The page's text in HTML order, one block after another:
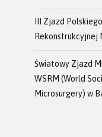
III Zjazd
Rekonstrukcyjnej
Światowy Zjazd
WSRM (World
Microsurgery) w